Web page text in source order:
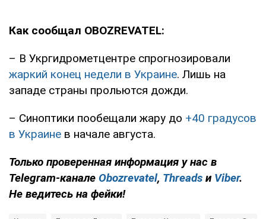
Как сообщал OBOZREVATEL:
– В Укргидрометцентре спрогнозировали
жаркий конец недели в Украине. Лишь на
западе страны прольются дожди.
– Синоптики пообещали жару до +40 градусов
в Украине в начале августа.
Только проверенная информация у нас в
Telegram-канале Obozrevatel, Threads и Viber.
Не ведитесь на фейки!